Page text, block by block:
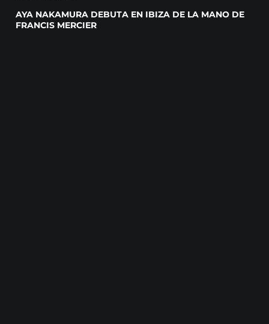
AYA NAKAMURA DEBUTA EN IBIZA DE LA MANO DE
FRANCIS MERCIER